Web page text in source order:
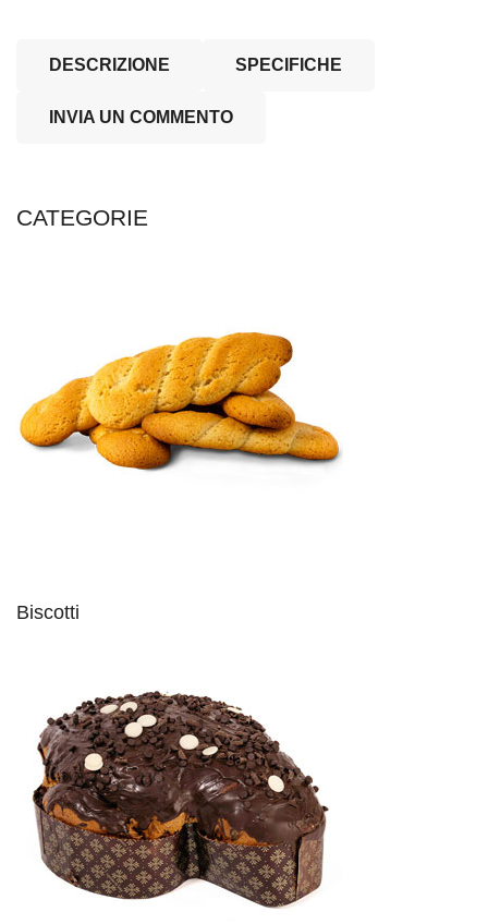
DESCRIZIONE SPECIFICHE
INVIA UN COMMENTO
CATEGORIE
Biscotti